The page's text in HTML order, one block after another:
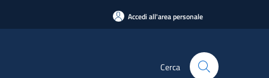
Accedi all'area personale
Cerca